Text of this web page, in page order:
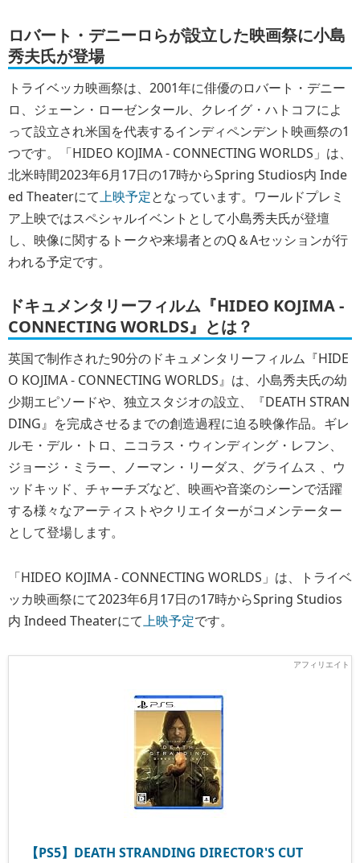
ロバート・デニーロらが設立した映画祭に小島
秀夫氏が登場
トライベッカ映画祭は、2001年に俳優のロバート・デニー
ロ、ジェーン・ローゼンタール、クレイグ・ハトコフによ
って設立され米国を代表するインディペンデント映画祭の1
つです。「HIDEO KOJIMA - CONNECTING WORLDS」は、
北米時間2023年6月17日の17時からSpring Studios内 Inde
ed Theaterにて上映予定となっています。ワールドプレミ
ア上映ではスペシャルイベントとして小島秀夫氏が登壇
し、映像に関するトークや来場者とのQ＆Aセッションが行
われる予定です。
ドキュメンタリーフィルム『HIDEO KOJIMA -
CONNECTING WORLDS』とは？
英国で制作された90分のドキュメンタリーフィルム『HIDE
O KOJIMA - CONNECTING WORLDS』は、小島秀夫氏の幼
少期エピソードや、独立スタジオの設立、『DEATH STRAN
DING』を完成させるまでの創造過程に迫る映像作品。ギレ
ルモ・デル・トロ、ニコラス・ウィンディング・レフン、
ジョージ・ミラー、ノーマン・リーダス、グライムス 、ウ
ッドキッド、チャーチズなど、映画や音楽のシーンで活躍
する様々なアーティストやクリエイターがコメンテーター
として登場します。
「HIDEO KOJIMA - CONNECTING WORLDS」は、トライベ
ッカ映画祭にて2023年6月17日の17時からSpring Studios
内 Indeed Theaterにて上映予定です。
【PS5】DEATH STRANDING DIRECTOR'S CUT